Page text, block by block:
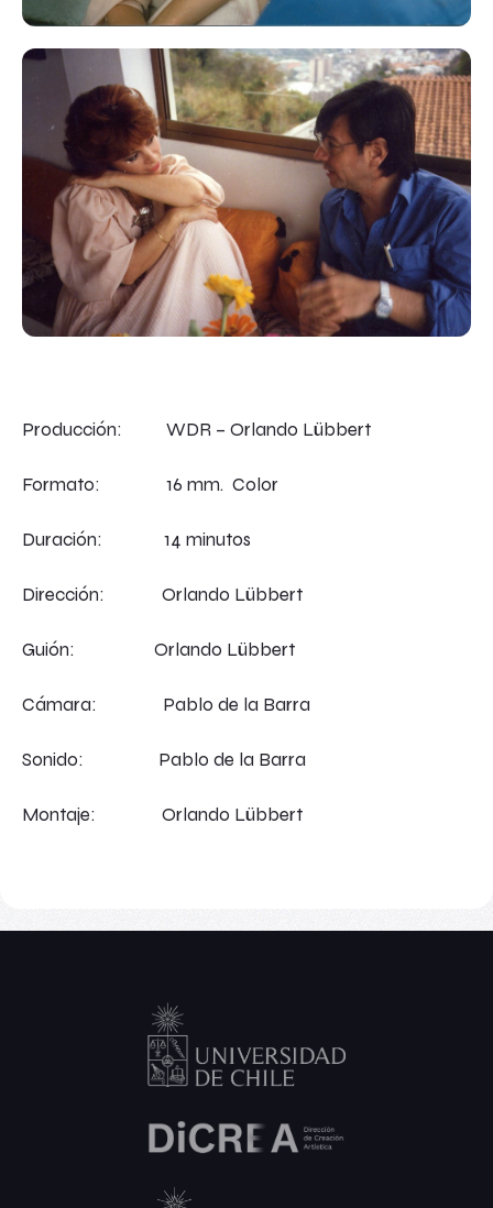
Producción: WDR – Orlando Lübbert
Formato: 16 mm. Color
Duración: 14 minutos
Dirección: Orlando Lübbert
Guión: Orlando Lübbert
Cámara: Pablo de la Barra
Sonido: Pablo de la Barra
Montaje: Orlando Lübbert